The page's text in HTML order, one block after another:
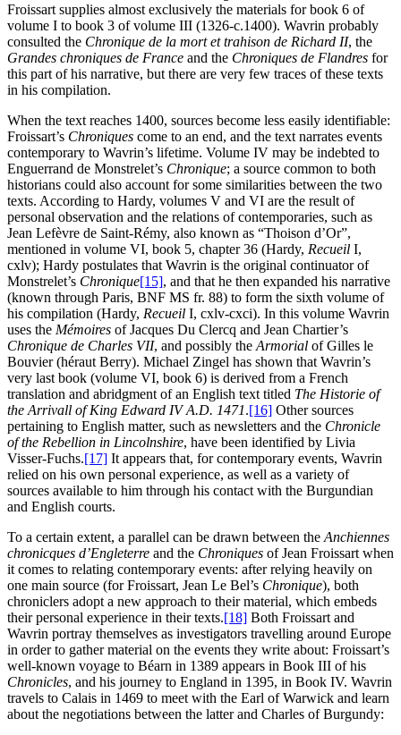
Froissart supplies almost exclusively the materials for book 6 of
volume I to book 3 of volume III (1326-c.1400). Wavrin probably
consulted the Chronique de la mort et trahison de Richard II, the
Grandes chroniques de France and the Chroniques de Flandres for
this part of his narrative, but there are very few traces of these texts
in his compilation.
When the text reaches 1400, sources become less easily identifiable:
Froissart’s Chroniques come to an end, and the text narrates events
contemporary to Wavrin’s lifetime. Volume IV may be indebted to
Enguerrand de Monstrelet’s Chronique; a source common to both
historians could also account for some similarities between the two
texts. According to Hardy, volumes V and VI are the result of
personal observation and the relations of contemporaries, such as
Jean Lefèvre de Saint-Rémy, also known as “Thoison d’Or”,
mentioned in volume VI, book 5, chapter 36 (Hardy, Recueil I,
cxlv); Hardy postulates that Wavrin is the original continuator of
Monstrelet’s Chronique[15], and that he then expanded his narrative
(known through Paris, BNF MS fr. 88) to form the sixth volume of
his compilation (Hardy, Recueil I, cxlv-cxci). In this volume Wavrin
uses the Mémoires of Jacques Du Clercq and Jean Chartier’s
Chronique de Charles VII, and possibly the Armorial of Gilles le
Bouvier (héraut Berry). Michael Zingel has shown that Wavrin’s
very last book (volume VI, book 6) is derived from a French
translation and abridgment of an English text titled The Historie of
the Arrivall of King Edward IV A.D. 1471.[16] Other sources
pertaining to English matter, such as newsletters and the Chronicle
of the Rebellion in Lincolnshire, have been identified by Livia
Visser-Fuchs.[17] It appears that, for contemporary events, Wavrin
relied on his own personal experience, as well as a variety of
sources available to him through his contact with the Burgundian
and English courts.
To a certain extent, a parallel can be drawn between the Anchiennes
chronicques d’Engleterre and the Chroniques of Jean Froissart when
it comes to relating contemporary events: after relying heavily on
one main source (for Froissart, Jean Le Bel’s Chronique), both
chroniclers adopt a new approach to their material, which embeds
their personal experience in their texts.[18] Both Froissart and
Wavrin portray themselves as investigators travelling around Europe
in order to gather material on the events they write about: Froissart’s
well-known voyage to Béarn in 1389 appears in Book III of his
Chronicles, and his journey to England in 1395, in Book IV. Wavrin
travels to Calais in 1469 to meet with the Earl of Warwick and learn
about the negotiations between the latter and Charles of Burgundy: